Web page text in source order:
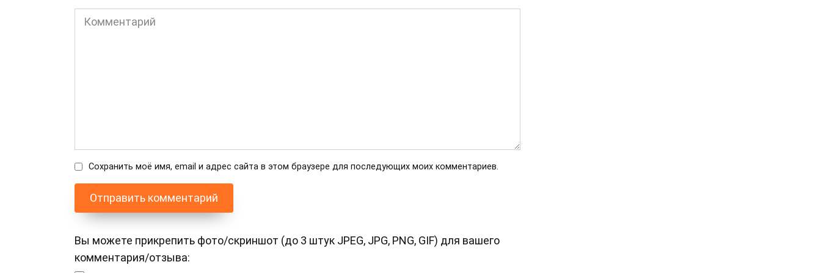
Комментарий
Сохранить моё имя, email и адрес сайта в этом браузере для последующих моих комментариев.
Вы можете прикрепить фото/скриншот (до 3 штук JPEG, JPG, PNG, GIF) для вашего
комментария/отзыва: